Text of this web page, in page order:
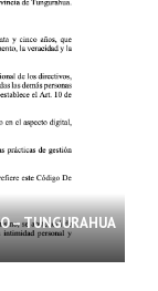
– TUNGURAHUA